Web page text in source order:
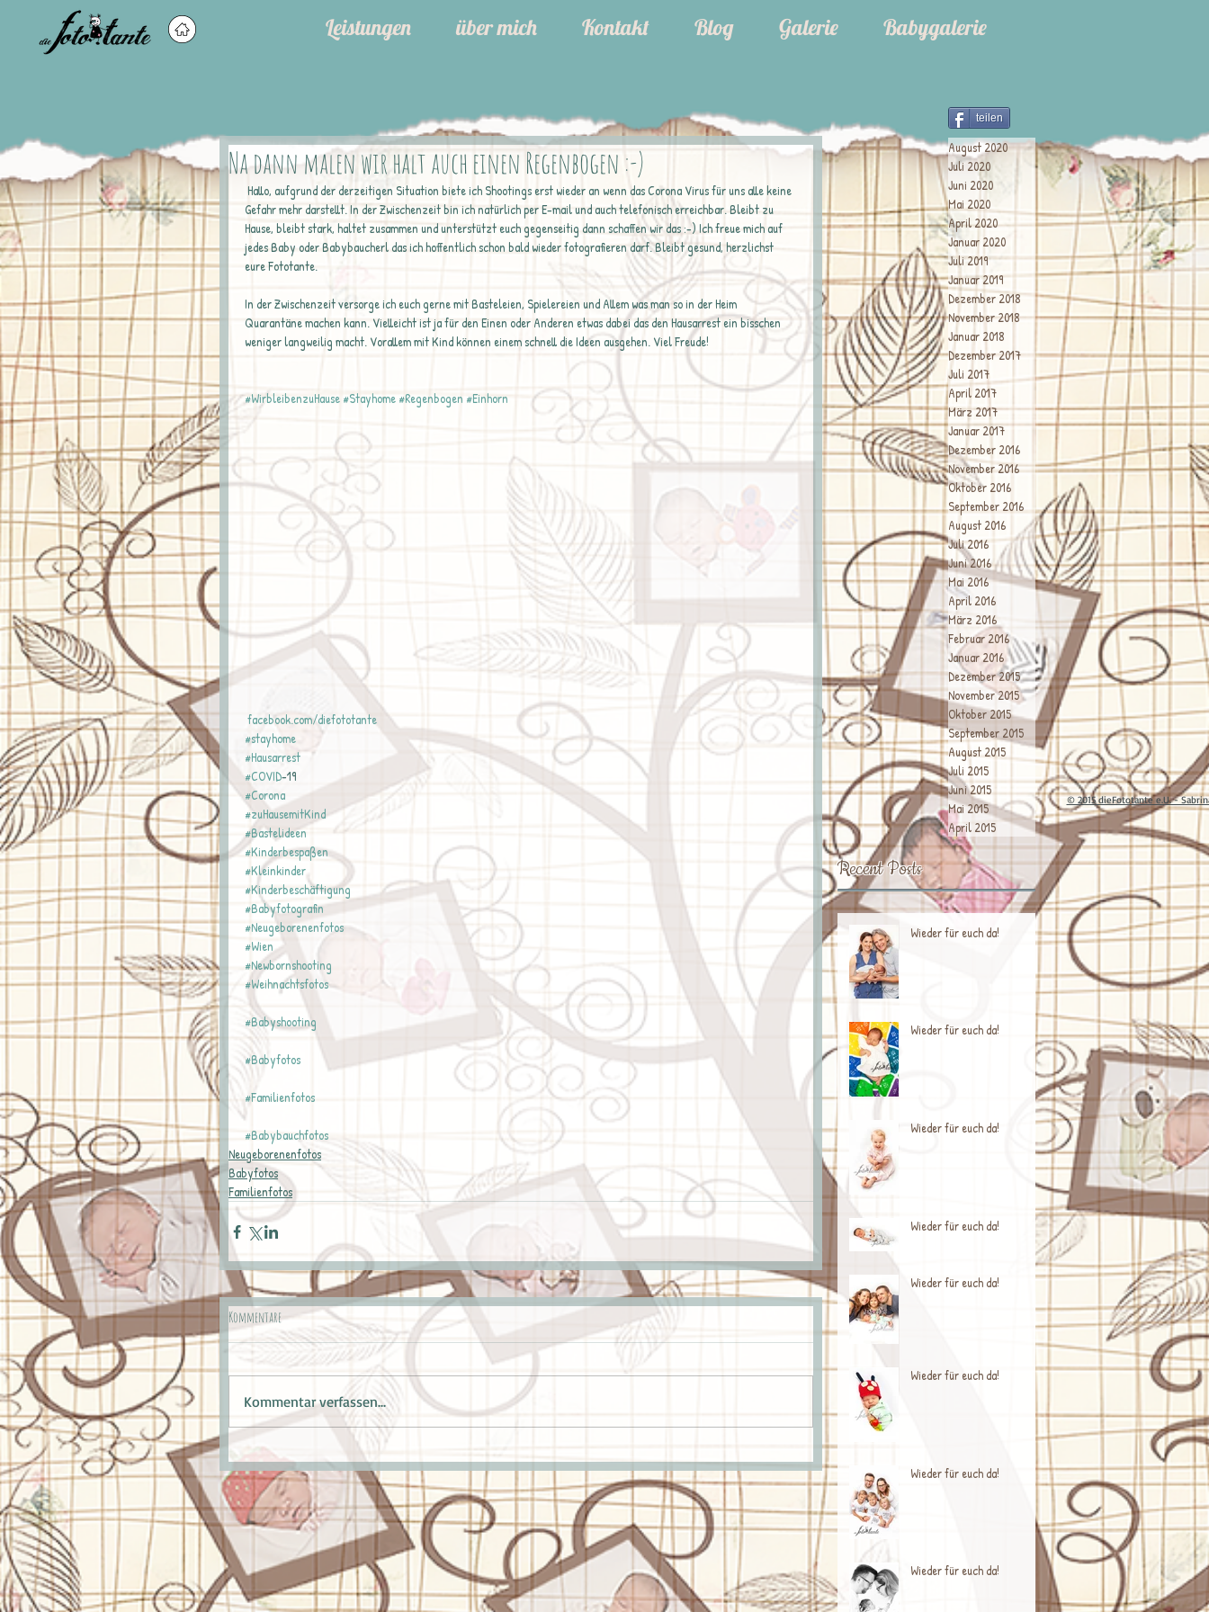
Leistungen über mich Kontakt Blog Galerie Babygalerie
Na dann malen wir halt auch einen Regenbogen :-)
Gefahr mehr darstellt. In der Zwischenzeit bin ich natürlich per E-mail und auch telefonisch erreichbar. Bleibt zu
Hause, bleibt stark, haltet zusammen und unterstützt euch gegenseitig dann schaffen wir das :-) Ich freue mich auf
jedes Baby oder Babybaucherl das ich hoffentlich schon bald wieder fotografieren darf. Bleibt gesund, herzlichst
eure Fototante.
In der Zwischenzeit versorge ich euch gerne mit Basteleien, Spielereien und Allem was man so in der Heim
Quarantäne machen kann. Vielleicht ist ja für den Einen oder Anderen etwas dabei das den Hausarrest ein bisschen
weniger langweilig macht. Vorallem mit Kind können einem schnell die Ideen ausgehen. Viel Freude!
#WirbleibenzuHause #Stayhome #Regenbogen #Einhorn
facebook.com/diefototante
#stayhome
#Hausarrest
#COVID-19
#Corona
#zuHausemitKind
#Bastelideen
#Kinderbespaßen
#Kleinkinder
#Kinderbeschäftigung
#Babyfotografin
#Neugeborenenfotos
#Wien
#Newbornshooting
#Weihnachtsfotos
#Babyshooting
#Babyfotos
#Familienfotos
#Babybauchfotos
Neugeborenenfotos
Babyfotos
Familienfotos
Kommentare
Kommentar verfassen...
teilen
August 2020
Juli 2020
Juni 2020
Mai 2020
April 2020
Januar 2020
Juli 2019
Januar 2019
Dezember 2018
November 2018
Januar 2018
Dezember 2017
Juli 2017
April 2017
März 2017
Januar 2017
Dezember 2016
November 2016
Oktober 2016
September 2016
August 2016
Juli 2016
Juni 2016
Mai 2016
April 2016
März 2016
Februar 2016
Januar 2016
Dezember 2015
November 2015
Oktober 2015
September 2015
August 2015
Juli 2015
Juni 2015
Mai 2015
April 2015
Recent Posts
Wieder für euch da!
Wieder für euch da!
Wieder für euch da!
Wieder für euch da!
Wieder für euch da!
Wieder für euch da!
Wieder für euch da!
Wieder für euch da!
© 2015 dieFototante e.U. -